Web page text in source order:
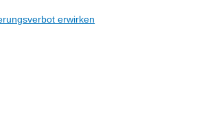
erwirken